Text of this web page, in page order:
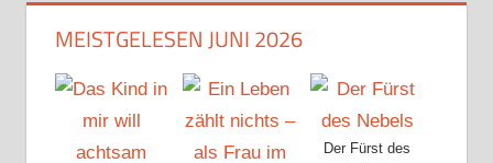
MEISTGELESEN JUNI 2026
Der Fürst des